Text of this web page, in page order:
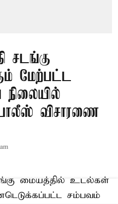
சடங்கு
மேற்பட்ட
விசாரணை
மையத்தில் உடல்கள்
சம்பவம்